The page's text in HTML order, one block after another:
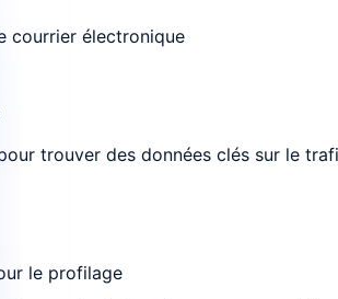
courrier électronique
trouver des données clés sur le
le profilage